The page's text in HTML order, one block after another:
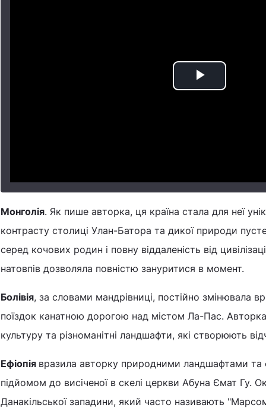
Play
Монголія. Як пише авторка, ця країна стала для неї
контрасту столиці Улан-Батора та дикої природи
серед кочових родин і повну віддаленість від
натовпів дозволяла повністю зануритися в момент.
Болівія, за словами мандрівниці, постійно змінювала
поїздок канатною дорогою над містом Ла-Пас.
культуру та різноманітні ландшафти, які створюють
Ефіопія вразила авторку природними ландшафтами
підйомом до висіченої в скелі церкви Абуна Ємат Гу.
Данакільської западини, який часто називають